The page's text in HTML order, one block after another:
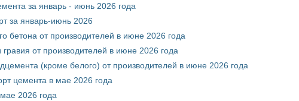
за январь - июнь 2026 года
за январь-июнь 2026
бетона от производителей в июне 2026 года
от производителей в июне 2026 года
(кроме белого) от производителей в июне 2026 года
цемента в мае 2026 года
2026 года